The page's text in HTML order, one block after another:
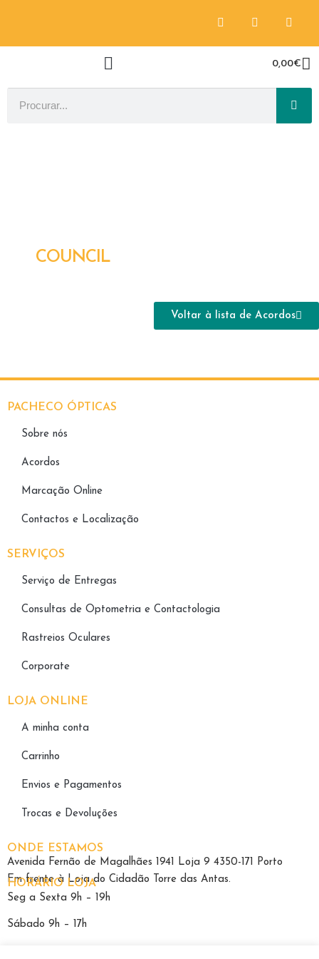
0,00€
COUNCIL
Voltar à lista de Acordos
PACHECO ÓPTICAS
Sobre nós
Acordos
Marcação Online
Contactos e Localização
SERVIÇOS
Serviço de Entregas
Consultas de Optometria e Contactologia​
Rastreios Oculares
Corporate
LOJA ONLINE
A minha conta
Carrinho
Envios e Pagamentos
Trocas e Devoluções
ONDE ESTAMOS
Avenida Fernão de Magalhães 1941 Loja 9 4350-171 Porto
Em frente à Loja do Cidadão Torre das Antas.
HORÁRIO LOJA
Seg a Sexta 9h – 19h
Sábado 9h – 17h